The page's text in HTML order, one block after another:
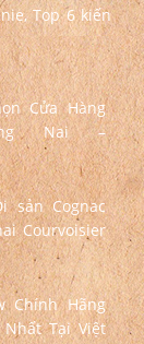
Top 6 kiến
Cửa Hàng
Nai –
sản Cognac
Courvoisier
Chính Hãng
Tại Việt